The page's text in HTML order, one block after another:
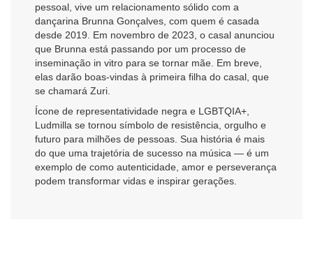
pessoal, vive um relacionamento sólido com a
dançarina Brunna Gonçalves, com quem é casada
desde 2019. Em novembro de 2023, o casal anunciou
que Brunna está passando por um processo de
inseminação in vitro para se tornar mãe. Em breve,
elas darão boas-vindas à primeira filha do casal, que
se chamará Zuri.
Ícone de representatividade negra e LGBTQIA+,
Ludmilla se tornou símbolo de resistência, orgulho e
futuro para milhões de pessoas. Sua história é mais
do que uma trajetória de sucesso na música — é um
exemplo de como autenticidade, amor e perseverança
podem transformar vidas e inspirar gerações.